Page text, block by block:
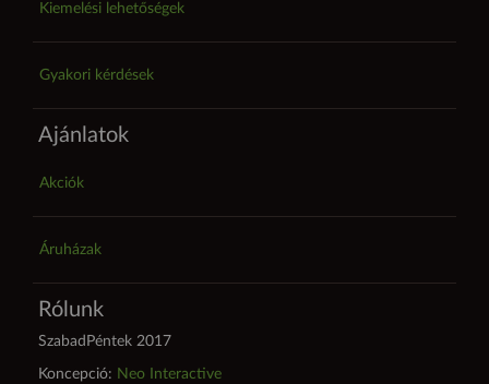
Kiemelési lehetőségek
Gyakori kérdések
Ajánlatok
Akciók
Áruházak
Rólunk
SzabadPéntek 2017
Koncepció: Neo Interactive